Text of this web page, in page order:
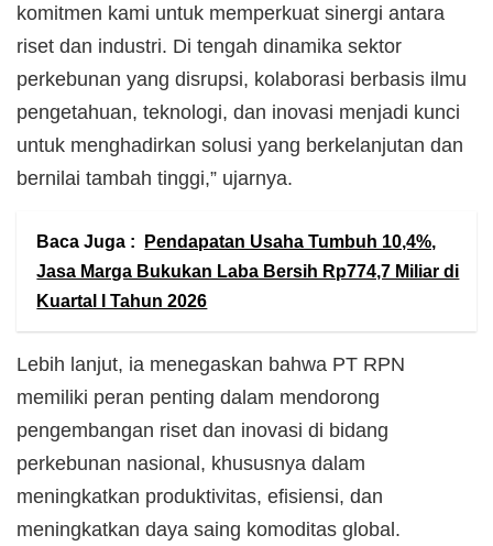
komitmen kami untuk memperkuat sinergi antara
riset dan industri. Di tengah dinamika sektor
perkebunan yang disrupsi, kolaborasi berbasis ilmu
pengetahuan, teknologi, dan inovasi menjadi kunci
untuk menghadirkan solusi yang berkelanjutan dan
bernilai tambah tinggi,” ujarnya.
Baca Juga :
Pendapatan Usaha Tumbuh 10,4%,
Jasa Marga Bukukan Laba Bersih Rp774,7 Miliar di
Kuartal I Tahun 2026
Lebih lanjut, ia menegaskan bahwa PT RPN
memiliki peran penting dalam mendorong
pengembangan riset dan inovasi di bidang
perkebunan nasional, khususnya dalam
meningkatkan produktivitas, efisiensi, dan
meningkatkan daya saing komoditas global.